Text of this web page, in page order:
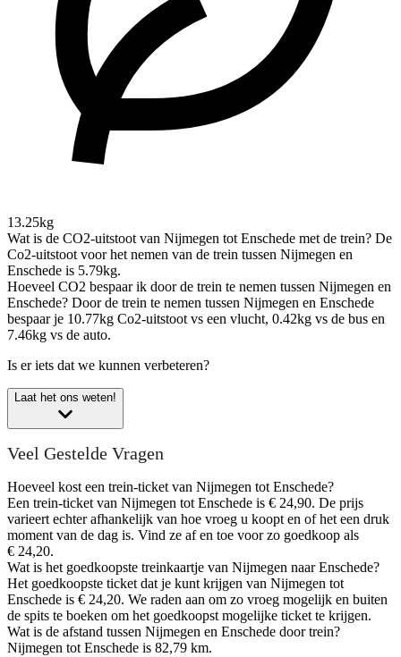
13.25kg
Wat is de CO2-uitstoot van Nijmegen tot Enschede met de trein? De
Co2-uitstoot voor het nemen van de trein tussen Nijmegen en
Enschede is 5.79kg.
Hoeveel CO2 bespaar ik door de trein te nemen tussen Nijmegen en
Enschede? Door de trein te nemen tussen Nijmegen en Enschede
bespaar je 10.77kg Co2-uitstoot vs een vlucht, 0.42kg vs de bus en
7.46kg vs de auto.
Is er iets dat we kunnen verbeteren?
Laat het ons weten!
Veel Gestelde Vragen
Hoeveel kost een trein-ticket van Nijmegen tot Enschede?
Een trein-ticket van Nijmegen tot Enschede is € 24,90. De prijs
varieert echter afhankelijk van hoe vroeg u koopt en of het een druk
moment van de dag is. Vind ze af en toe voor zo goedkoop als
€ 24,20.
Wat is het goedkoopste treinkaartje van Nijmegen naar Enschede?
Het goedkoopste ticket dat je kunt krijgen van Nijmegen tot
Enschede is € 24,20. We raden aan om zo vroeg mogelijk en buiten
de spits te boeken om het goedkoopst mogelijke ticket te krijgen.
Wat is de afstand tussen Nijmegen en Enschede door trein?
Nijmegen tot Enschede is 82,79 km.